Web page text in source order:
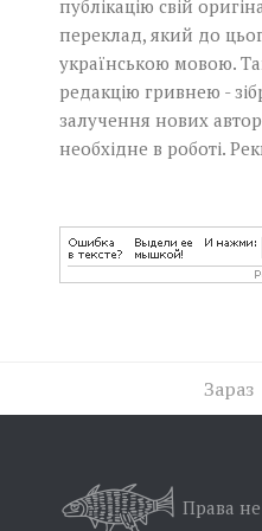
публікацію свій
переклад, який до
українською мовою.
редакцію гривнею -
залучення нових
необхідне в роботі.
Зараз
Права